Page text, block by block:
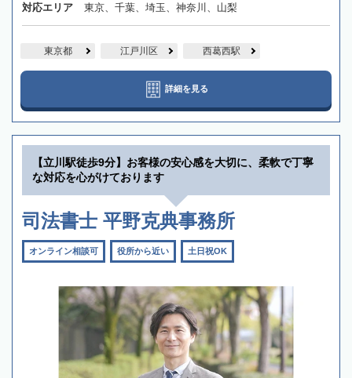
対応エリア 東京、千葉、埼玉、神奈川、山梨
東京都 江戸川区 西葛西駅
詳細を見る
【立川駅徒歩9分】お客様の安心感を大切に、柔軟で丁寧
な対応を心がけております
司法書士 平野克典事務所
オンライン相談可 役所から近い 土日祝OK